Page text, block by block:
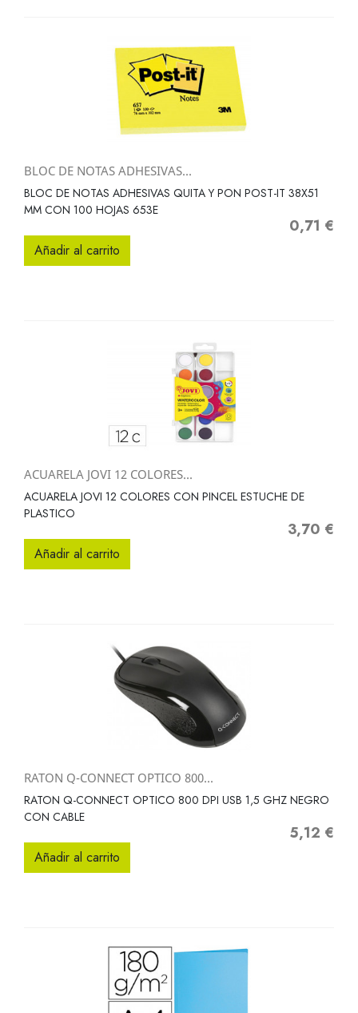
BLOC DE NOTAS ADHESIVAS...
BLOC DE NOTAS ADHESIVAS QUITA Y PON POST-IT 38X51
MM CON 100 HOJAS 653E
Precio
0,71 €
Añadir al carrito
ACUARELA JOVI 12 COLORES...
ACUARELA JOVI 12 COLORES CON PINCEL ESTUCHE DE
PLASTICO
Precio
3,70 €
Añadir al carrito
RATON Q-CONNECT OPTICO 800...
RATON Q-CONNECT OPTICO 800 DPI USB 1,5 GHZ NEGRO
CON CABLE
Precio
5,12 €
Añadir al carrito